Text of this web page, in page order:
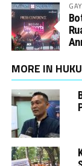
MORE IN